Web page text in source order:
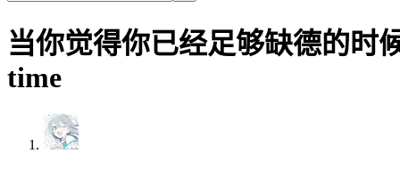
当你觉得你已经足够缺德的时
time